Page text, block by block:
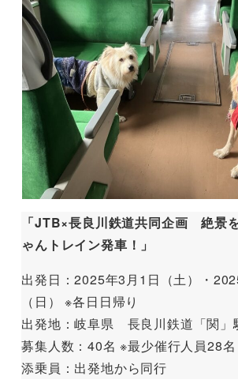
「JTB×長良川鉄道共同企画 絶景
ゃんトレイン発車！」
出発日：2025年3月1日（土）・
（日） ※各日日帰り
出発地：岐阜県 長良川鉄道「関」
募集人数：40名 ※最少催行人員28名
添乗員：出発地から同行